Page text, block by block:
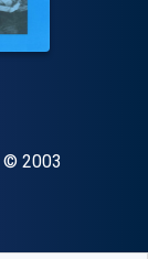
Copyright
© 2003